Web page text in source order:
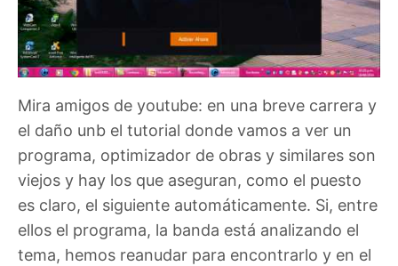
Mira amigos de youtube: en una breve carrera y
el daño unb el tutorial donde vamos a ver un
programa, optimizador de obras y similares son
viejos y hay los que aseguran, como el puesto
es claro, el siguiente automáticamente. Si, entre
ellos el programa, la banda está analizando el
tema, hemos reanudar para encontrarlo y en el